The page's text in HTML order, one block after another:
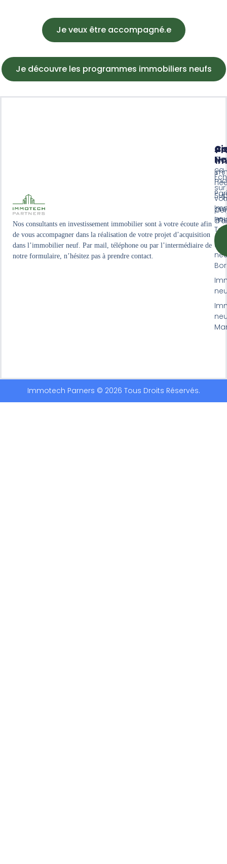
Je veux être accompagné.e
Je découvre les programmes immobiliers neufs
Nos consultants en investissement immobilier sont à votre écoute afin
de vous accompagner dans la réalisation de votre projet d’acquisition
dans l’immobilier neuf. Par mail, téléphone ou par l’intermédiaire de
notre formulaire, n’hésitez pas à prendre contact.
ça
sur
Immotech Parners © 2026 Tous Droits Réservés.